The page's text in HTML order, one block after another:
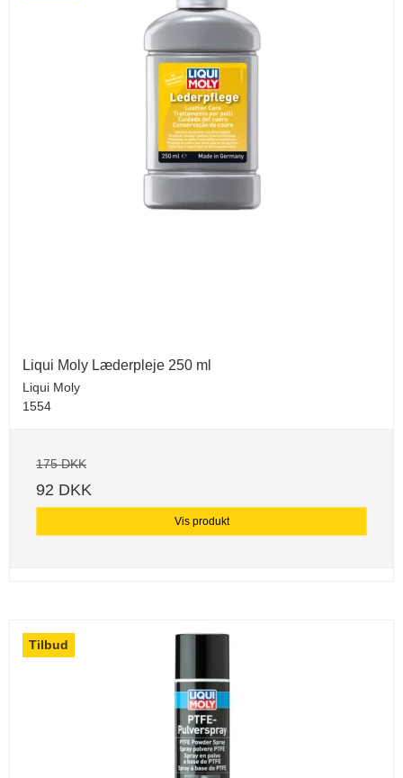
Liqui Moly Læderpleje 250 ml
Liqui Moly
1554
175 DKK
92 DKK
Vis produkt
Tilbud